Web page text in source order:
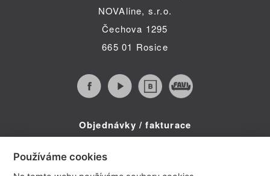
NOVAline, s.r.o.
Čechova 1295
665 01 Rosice
Objednávky / fakturace
Telefon: +420 734 322 587
Používáme cookies